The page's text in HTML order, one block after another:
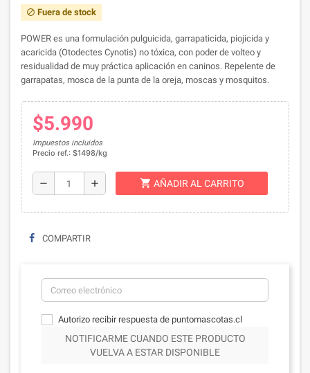
block Fuera de stock
POWER es una formulación pulguicida, garrapaticida, piojicida y
acaricida (Otodectes Cynotis) no tóxica, con poder de volteo y
residualidad de muy práctica aplicación en caninos. Repelente de
garrapatas, mosca de la punta de la oreja, moscas y mosquitos.
$5.990
Impuestos incluidos
Precio ref.: $1498/kg
remove add shopping_cart AÑADIR AL CARRITO
COMPARTIR
Autorizo recibir respuesta de puntomascotas.cl
NOTIFICARME CUANDO ESTE PRODUCTO
VUELVA A ESTAR DISPONIBLE